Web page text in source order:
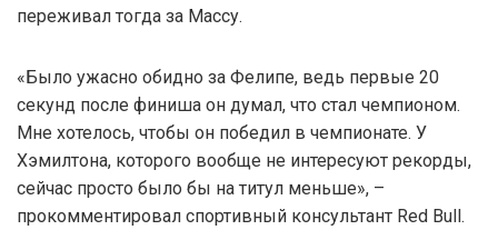
переживал тогда за Массу.
«Было ужасно обидно за Фелипе, ведь первые 20
секунд после финиша он думал, что стал чемпионом.
Мне хотелось, чтобы он победил в чемпионате. У
Хэмилтона, которого вообще не интересуют рекорды,
сейчас просто было бы на титул меньше», –
прокомментировал спортивный консультант Red Bull.